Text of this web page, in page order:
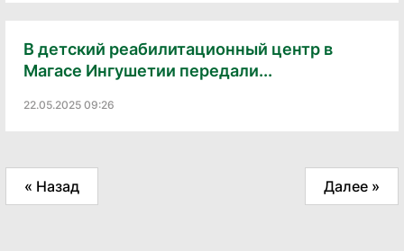
В детский реабилитационный центр в
Магасе Ингушетии передали...
22.05.2025 09:26
« Назад Далее »